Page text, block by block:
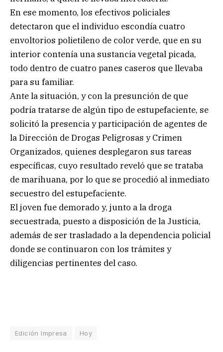
En ese momento, los efectivos policiales
detectaron que el individuo escondía cuatro
envoltorios polietileno de color verde, que en su
interior contenía una sustancia vegetal picada,
todo dentro de cuatro panes caseros que llevaba
para su familiar.
Ante la situación, y con la presunción de que
podría tratarse de algún tipo de estupefaciente, se
solicitó la presencia y participación de agentes de
la Dirección de Drogas Peligrosas y Crimen
Organizados, quienes desplegaron sus tareas
específicas, cuyo resultado reveló que se trataba
de marihuana, por lo que se procedió al inmediato
secuestro del estupefaciente.
El joven fue demorado y, junto a la droga
secuestrada, puesto a disposición de la Justicia,
además de ser trasladado a la dependencia policial
donde se continuaron con los trámites y
diligencias pertinentes del caso.
Edición Impresa Hoy